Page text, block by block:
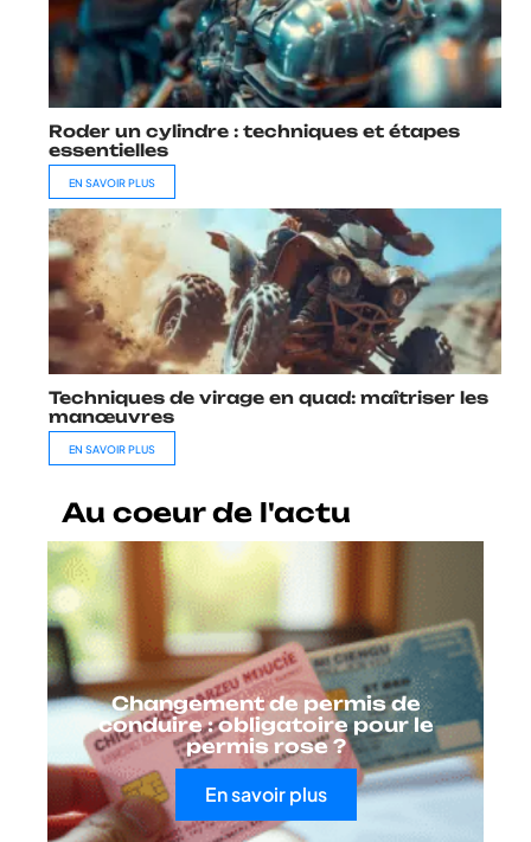
Roder un cylindre : techniques et étapes
essentielles
EN SAVOIR PLUS
Techniques de virage en quad: maîtriser les
manœuvres
EN SAVOIR PLUS
Au coeur de l'actu
Changement de permis de
conduire : obligatoire pour le
permis rose ?
En savoir plus